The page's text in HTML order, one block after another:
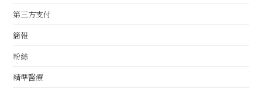
第三方支付
簡報
粉絲
精準醫療